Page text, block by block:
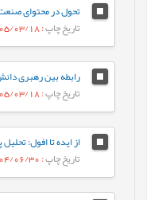
تاریخ چاپ: 1405/03/18
تاریخ چاپ: 1405/03/18
تاریخ چاپ: 1404/06/30